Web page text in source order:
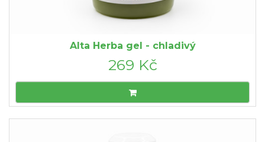
Alta Herba gel - chladivý
269 Kč